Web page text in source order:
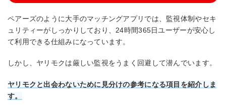
ペアーズのように大手のマッチングアプリでは、監視体制やセキ
ュリティーがしっかりしており、24時間365日ユーザーが安心し
て利用できる仕組みになっています。
しかし、ヤリモクは厳しい監視をうまく回避して潜んでいます。
ヤリモクと出会わないために見分けの参考になる項目を紹介しま
す。